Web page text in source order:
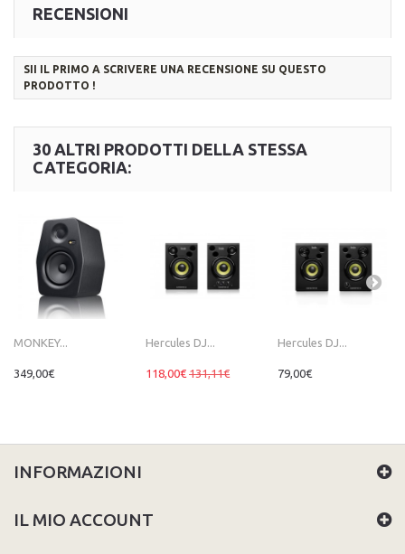
RECENSIONI
SII IL PRIMO A SCRIVERE UNA RECENSIONE SU QUESTO
PRODOTTO !
30 ALTRI PRODOTTI DELLA STESSA
CATEGORIA:
MONKEY...
349,00€
Hercules DJ...
118,00€ 131,11€
Hercules DJ...
79,00€
INFORMAZIONI
IL MIO ACCOUNT